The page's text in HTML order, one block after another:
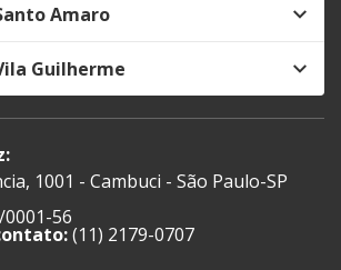
Amaro
Guilherme
1001 - Cambuci - São Paulo-SP
0001-56
(11) 2179-0707